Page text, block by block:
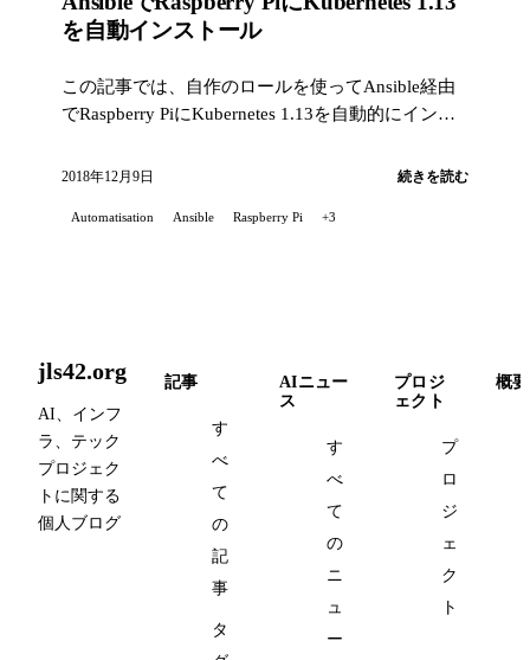
を自動インストール
この記事では、自作のロールを使ってAnsible経由
でRaspberry PiにKubernetes 1.13を自動的にインス
2018年12月9日 続きを読む
Automatisation Ansible Raspberry Pi +3
jls42.org
AI、インフ
ラ、テック
プロジェク
トに関する
個人ブログ
記事
す
べ
て
の
記
事
タ
AIニュー
ス
す
べ
て
の
ニ
ュ
ー
プロジ
ェクト
プ
ロ
ジ
ェ
ク
ト
概要